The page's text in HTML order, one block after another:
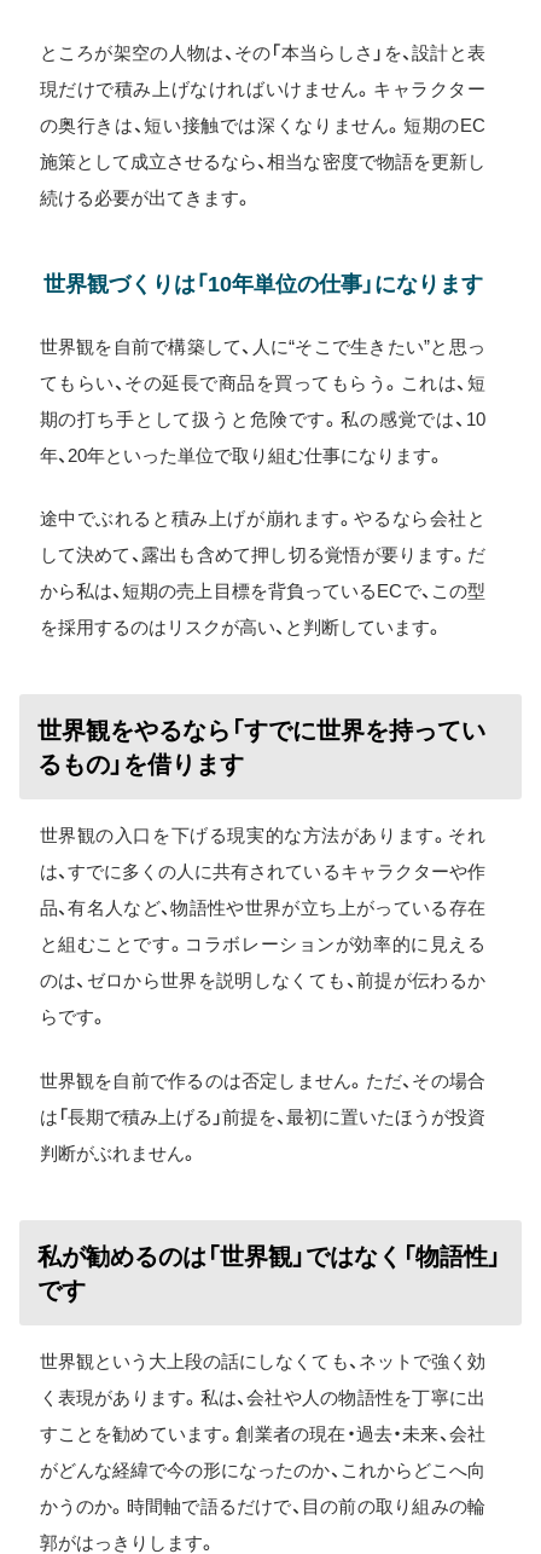
ところが架空の人物は、その「本当らしさ」を、設計と表
現だけで積み上げなければいけません。キャラクター
の奥行きは、短い接触では深くなりません。短期のEC
施策として成立させるなら、相当な密度で物語を更新し
続ける必要が出てきます。
世界観づくりは「10年単位の仕事」になります
世界観を自前で構築して、人に“そこで生きたい”と思っ
てもらい、その延長で商品を買ってもらう。これは、短
期の打ち手として扱うと危険です。私の感覚では、10
年、20年といった単位で取り組む仕事になります。
途中でぶれると積み上げが崩れます。やるなら会社と
して決めて、露出も含めて押し切る覚悟が要ります。だ
から私は、短期の売上目標を背負っているECで、この型
を採用するのはリスクが高い、と判断しています。
世界観をやるなら「すでに世界を持ってい
るもの」を借ります
世界観の入口を下げる現実的な方法があります。それ
は、すでに多くの人に共有されているキャラクターや作
品、有名人など、物語性や世界が立ち上がっている存在
と組むことです。コラボレーションが効率的に見える
のは、ゼロから世界を説明しなくても、前提が伝わるか
らです。
世界観を自前で作るのは否定しません。ただ、その場合
は「長期で積み上げる」前提を、最初に置いたほうが投資
判断がぶれません。
私が勧めるのは「世界観」ではなく「物語性」
です
世界観という大上段の話にしなくても、ネットで強く効
く表現があります。私は、会社や人の物語性を丁寧に出
すことを勧めています。創業者の現在・過去・未来、会社
がどんな経緯で今の形になったのか、これからどこへ向
かうのか。時間軸で語るだけで、目の前の取り組みの輪
郭がはっきりします。